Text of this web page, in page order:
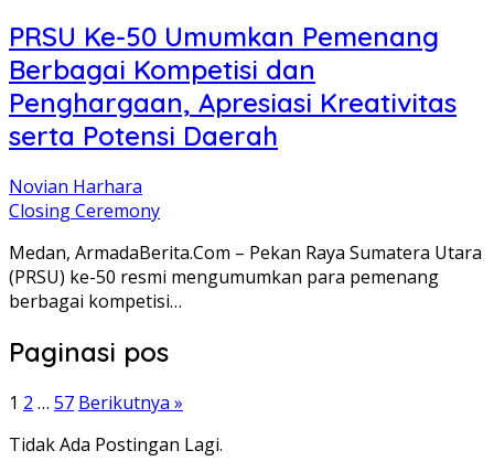
PRSU Ke-50 Umumkan Pemenang
Berbagai Kompetisi dan
Penghargaan, Apresiasi Kreativitas
serta Potensi Daerah
Novian Harhara
Closing Ceremony
Medan, ArmadaBerita.Com – Pekan Raya Sumatera Utara
(PRSU) ke-50 resmi mengumumkan para pemenang
berbagai kompetisi…
Paginasi pos
1 2 … 57 Berikutnya »
Tidak Ada Postingan Lagi.